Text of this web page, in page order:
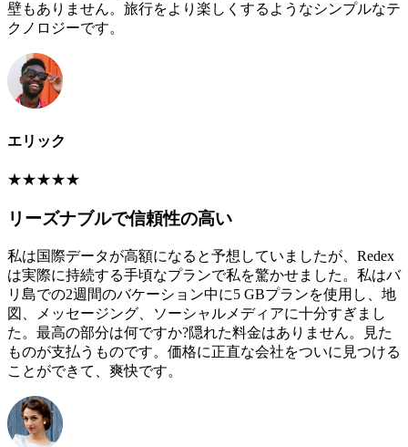
壁もありません。旅行をより楽しくするようなシンプルなテ
クノロジーです。
エリック
★★★★★
リーズナブルで信頼性の高い
私は国際データが高額になると予想していましたが、Redex
は実際に持続する手頃なプランで私を驚かせました。私はバ
リ島での2週間のバケーション中に5 GBプランを使用し、地
図、メッセージング、ソーシャルメディアに十分すぎまし
た。最高の部分は何ですか?隠れた料金はありません。見た
ものが支払うものです。価格に正直な会社をついに見つける
ことができて、爽快です。